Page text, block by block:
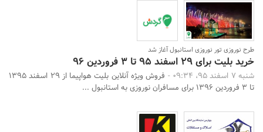
طرح نوروزی تور نوروزی استانبول آغاز شد
خرید بلیت برای 29 اسفند ۹۵ تا 3 فروردین 96
شنبه 7 اسفند 95، 09:34 -
فروش ویژه آنلاین بلیت هواپیما از 29 اسفند ۱۳۹۵
تا 3 فروردین 1396 برای مسافران نوروزی به استانبول ...